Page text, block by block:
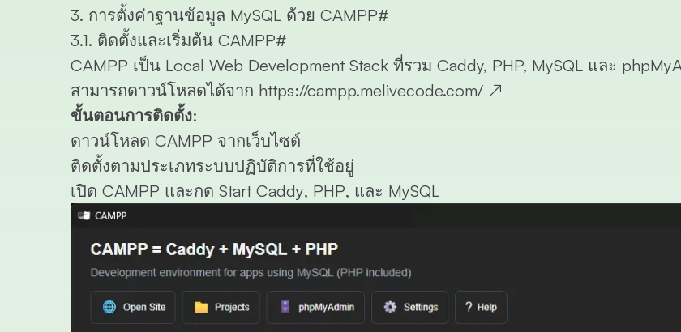
3. การตั้งค่าฐานข้อมูล MySQL ด้วย CAMPP#
3.1. ติดตั้งและเริ่มต้น CAMPP#
CAMPP เป็น Local Web Development Stack ที่รวม Caddy, PHP, MySQL และ
สามารถดาวน์โหลดได้จาก https://campp.melivecode.com/ ↗
ขั้นตอนการติดตั้ง:
ดาวน์โหลด CAMPP จากเว็บไซต์
ติดตั้งตามประเภทระบบปฏิบัติการที่ใช้อยู่
เปิด CAMPP และกด Start Caddy, PHP, และ MySQL